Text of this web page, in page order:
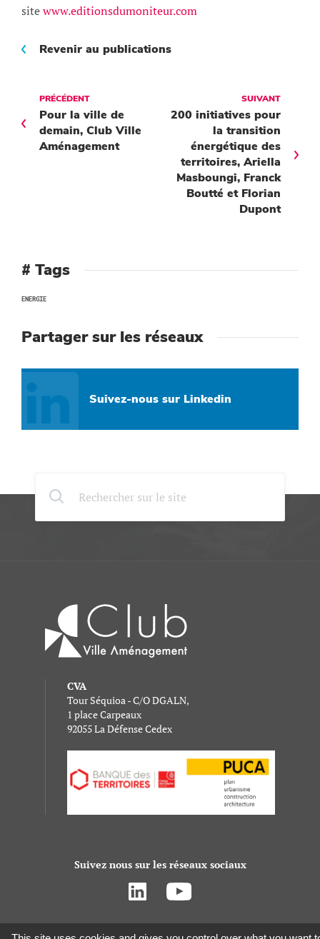
sitewww.editionsdumoniteur.com
Revenir au publications
PRÉCÉDENT
Pour la ville de
demain, Club Ville
Aménagement
SUIVANT
200 initiatives pour
la transition
énergétique des
territoires, Ariella
Masboungi, Franck
Boutté et Florian
Dupont
# Tags
ENERGIE
Partager sur les réseaux
Suivez-nous sur Linkedin
CVA
Tour Séquioa - C/O DGALN,
1 place Carpeaux
92055 La Défense Cedex
Suivez nous sur les réseaux sociaux